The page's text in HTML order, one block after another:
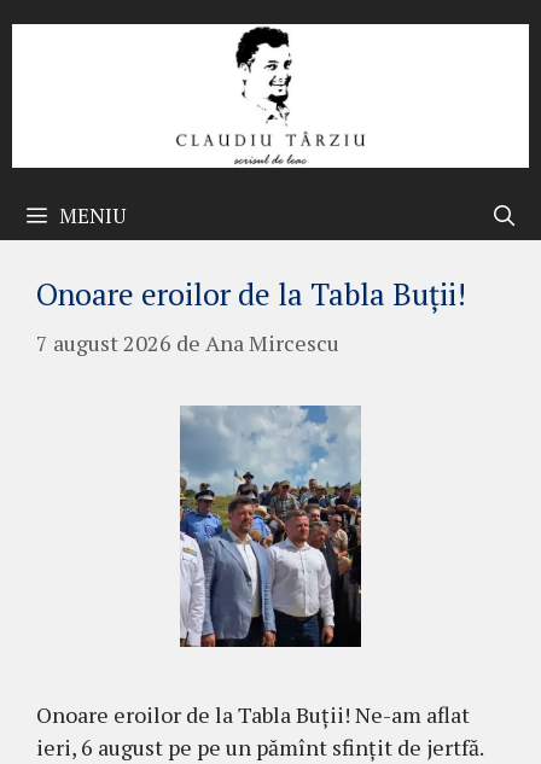
MENIU
Onoare eroilor de la Tabla Buții!
7 august 2026 de Ana Mircescu
Onoare eroilor de la Tabla Buții! Ne-am aflat
ieri, 6 august pe pe un pămînt sfințit de jertfă.